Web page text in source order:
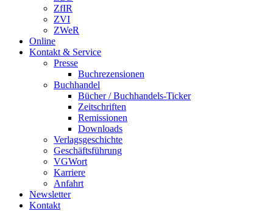
ZfIR
ZVI
ZWeR
Online
Kontakt & Service
Presse
Buchrezensionen
Buchhandel
Bücher / Buchhandels-Ticker
Zeitschriften
Remissionen
Downloads
Verlagsgeschichte
Geschäftsführung
VGWort
Karriere
Anfahrt
Newsletter
Kontakt